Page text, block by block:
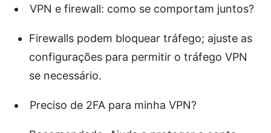
VPN e firewall: como se comportam juntos?
Firewalls podem bloquear tráfego; ajuste as
configurações para permitir o tráfego VPN
se necessário.
Preciso de 2FA para minha VPN?